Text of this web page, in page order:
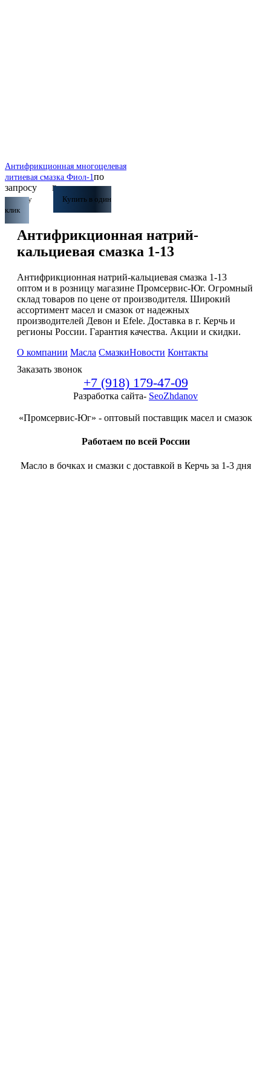
Антифрикционная многоцелевая
литиевая смазка Фиол-1по
запросу
В
корзину
Купить в один
клик
Антифрикционная натрий-
кальциевая смазка 1-13
Антифрикционная натрий-кальциевая смазка 1-13
оптом и в розницу магазине Промсервис-Юг. Огромный
склад товаров по цене от производителя. Широкий
ассортимент масел и смазок от надежных
производителей Девон и Efele. Доставка в г. Керчь и
регионы России. Гарантия качества. Акции и скидки.
О компании Масла СмазкиНовости Контакты
Заказать звонок
+7 (918) 179-47-09
Разработка сайта- SeoZhdanov
«Промсервис-Юг» - оптовый поставщик масел и смазок
Работаем по всей России
Масло в бочках и смазки с доставкой в Керчь за 1-3 дня